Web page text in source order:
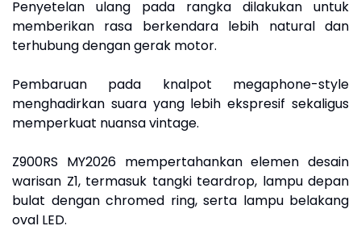
Penyetelan ulang pada rangka dilakukan untuk
memberikan rasa berkendara lebih natural dan
terhubung dengan gerak motor.
Pembaruan pada knalpot megaphone-style
menghadirkan suara yang lebih ekspresif sekaligus
memperkuat nuansa vintage.
Z900RS MY2026 mempertahankan elemen desain
warisan Z1, termasuk tangki teardrop, lampu depan
bulat dengan chromed ring, serta lampu belakang
oval LED.